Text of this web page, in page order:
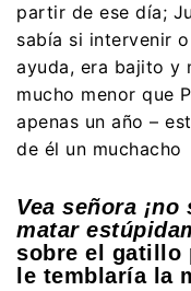
partir de ese día;
sabía si intervenir
ayuda, era bajito y
mucho menor que
apenas un año –
de él un
Vea señora
matar
sobre el gatillo
le temblaría la